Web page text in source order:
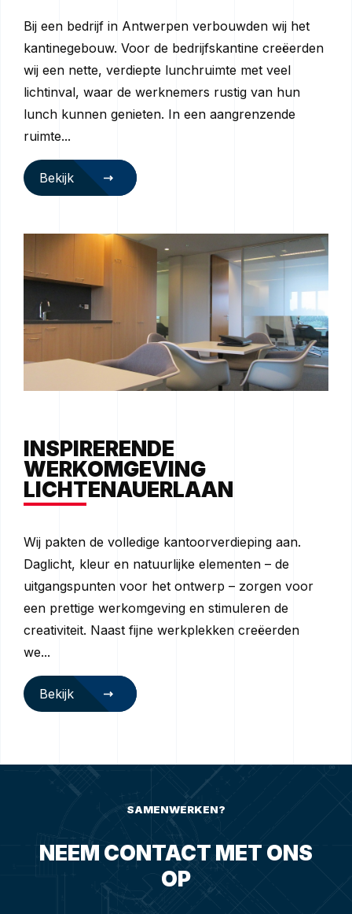
Bij een bedrijf in Antwerpen verbouwden wij het
kantinegebouw. Voor de bedrijfskantine creëerden
wij een nette, verdiepte lunchruimte met veel
lichtinval, waar de werknemers rustig van hun
lunch kunnen genieten. In een aangrenzende
ruimte...
Bekijk
INSPIRERENDE
WERKOMGEVING
LICHTENAUERLAAN
Wij pakten de volledige kantoorverdieping aan.
Daglicht, kleur en natuurlijke elementen – de
uitgangspunten voor het ontwerp – zorgen voor
een prettige werkomgeving en stimuleren de
creativiteit. Naast fijne werkplekken creëerden
we...
Bekijk
SAMENWERKEN?
NEEM CONTACT MET ONS
OP